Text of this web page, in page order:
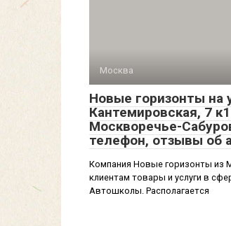
Москва
Новые горизонты на
Кантемировская, 7
Москворечье-
телефон, отзывы об
Компания Новые горизонты из
клиентам товары и услуги в
Автошколы. Располагается